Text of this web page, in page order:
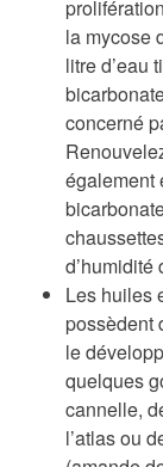
la mycose
litre d’eau
concerné
également
d’humidité
Les huiles
possèdent
le
quelques
cannelle,
l’atlas ou